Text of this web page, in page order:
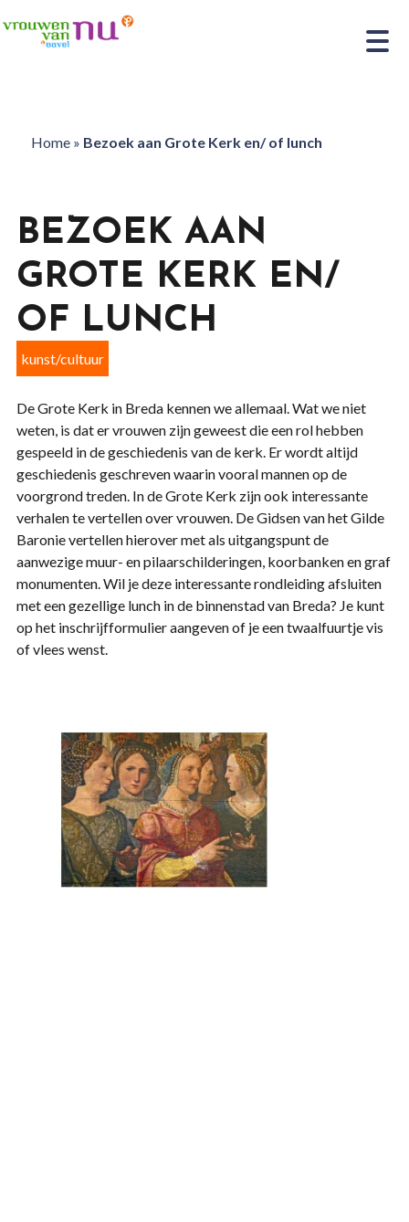
Home» Bezoek aan Grote Kerk en/ of lunch
BEZOEK AAN
GROTE KERK EN/
OF LUNCH
kunst/cultuur
De Grote Kerk in Breda kennen we allemaal. Wat we niet
weten, is dat er vrouwen zijn geweest die een rol hebben
gespeeld in de geschiedenis van de kerk. Er wordt altijd
geschiedenis geschreven waarin vooral mannen op de
voorgrond treden. In de Grote Kerk zijn ook interessante
verhalen te vertellen over vrouwen. De Gidsen van het Gilde
Baronie vertellen hierover met als uitgangspunt de
aanwezige muur- en pilaarschilderingen, koorbanken en graf
monumenten. Wil je deze interessante rondleiding afsluiten
met een gezellige lunch in de binnenstad van Breda? Je kunt
op het inschrijfformulier aangeven of je een twaalfuurtje vis
of vlees wenst.